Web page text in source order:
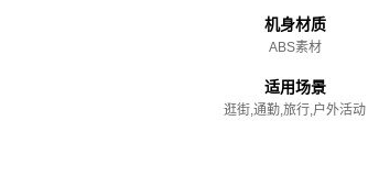
机身材质
ABS素材
适用场景
逛街,通勤,旅行,户外活动